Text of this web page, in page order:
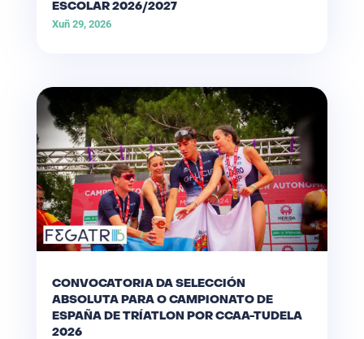
ESCOLAR 2026/2027
Xuñ 29, 2026
CONVOCATORIA DA SELECCIÓN
ABSOLUTA PARA O CAMPIONATO DE
ESPAÑA DE TRÍATLON POR CCAA-TUDELA
2026